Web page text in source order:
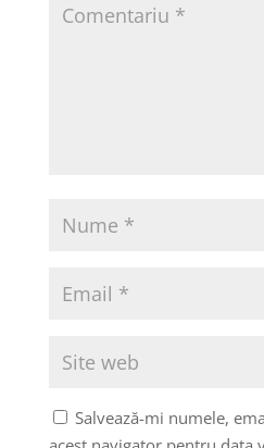
Salvează-mi numele,